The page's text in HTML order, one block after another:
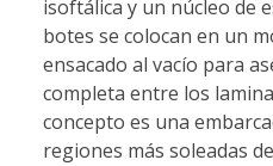
isoftálica y un núcleo de
botes se colocan en un
ensacado al vacío para
completa entre los
concepto es una
regiones más soleadas